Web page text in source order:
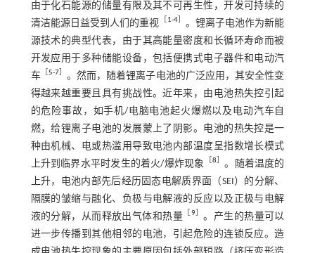
由于化石能源的储量有限及其不可再生性，开发可持续的
清洁能源日益受到人们的重视 ［1-4］ 。锂离子电池作为新能
源技术的典型代表，由于其高能量密度和长循环寿命而被
开发应用于多种储能设备，包括便携式电子器件和电动汽
车 ［5-7］ 。然而，随着锂离子电池的广泛应用，其安全性变
得越来越重要且具有挑战性。近年来，由电池热失控引起
的危险事故，如手机/电脑电池起火爆燃以及电动汽车自
燃，给锂离子电池的发展蒙上了阴影。电池的热失控是一
种由机械、电或热滥用导致电池内部温度呈指数增长模式
上升到临界水平时发生的着火/爆炸现象
［8］ 。随着温度的
上升，电池内部先后经历固态电解质界面（SEI）的分解、
隔膜的皱缩与融化、负极与电解液的反应以及正极与电解
液的分解，从而释放出气体和热量 ［9］ 。产生的热量可以
进一步传播到其他相邻的电池，引起危险的连锁反应。造